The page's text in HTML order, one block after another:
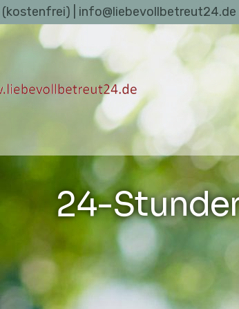
| info@liebevollbetreut24.de
24-